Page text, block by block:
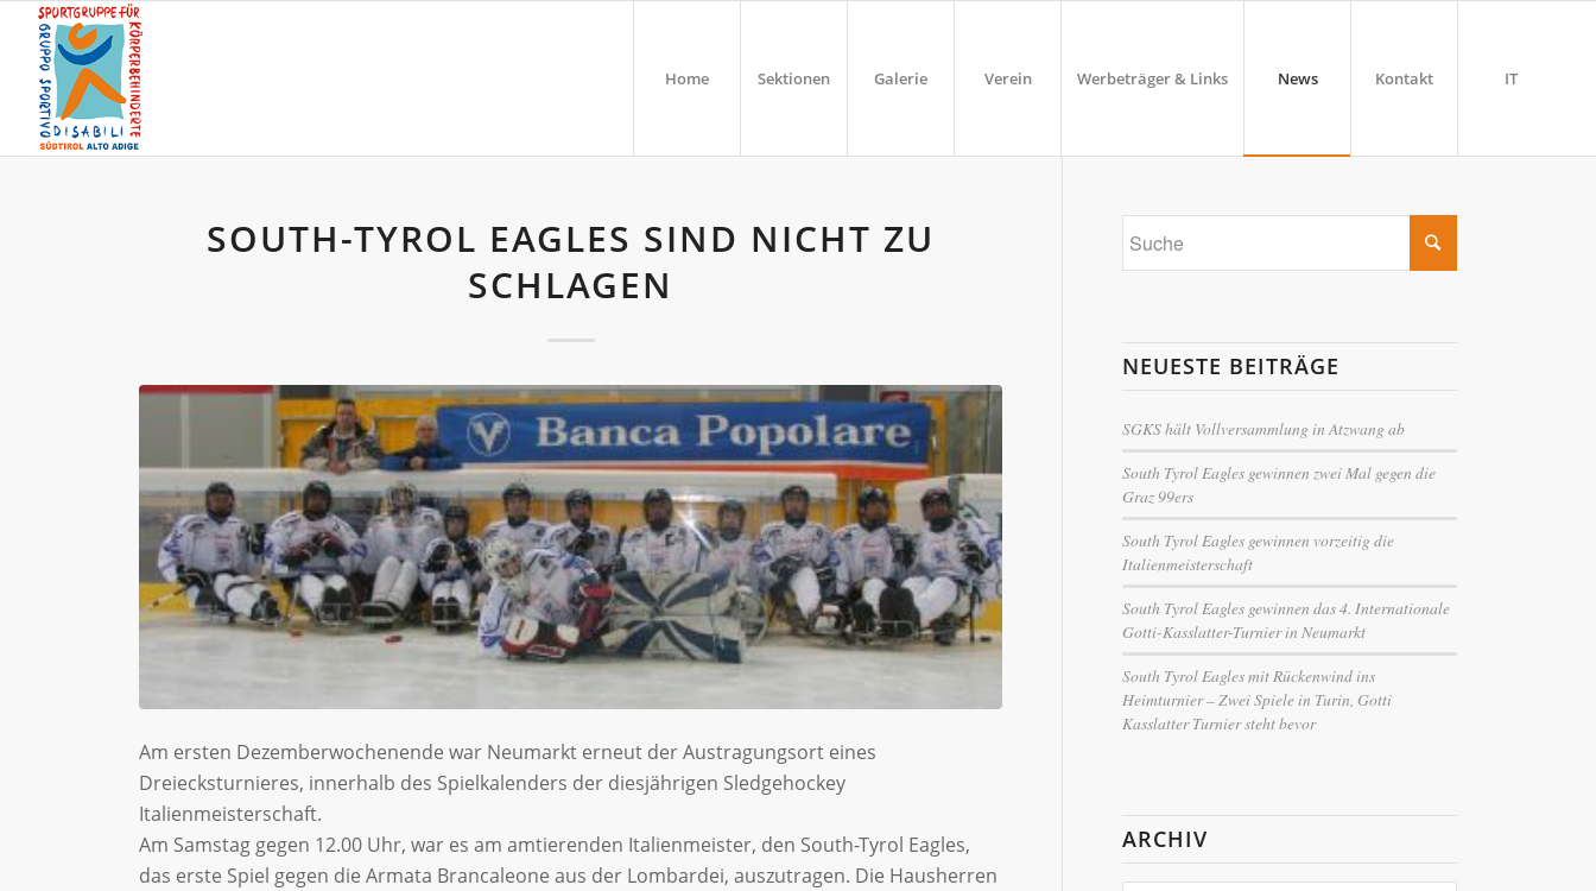
Home Sektionen Galerie Verein Werbeträger & Links News Kontakt IT
SOUTH-TYROL EAGLES SIND NICHT ZU
SCHLAGEN
Am ersten Dezemberwochenende war Neumarkt erneut der Austragungsort eines
Dreiecksturnieres, innerhalb des Spielkalenders der diesjährigen Sledgehockey
Italienmeisterschaft.
Am Samstag gegen 12.00 Uhr, war es am amtierenden Italienmeister, den South-Tyrol Eagles,
das erste Spiel gegen die Armata Brancaleone aus der Lombardei, auszutragen. Die Hausherren
NEUESTE BEITRÄGE
SGKS hält Vollversammlung in Atzwang ab
South Tyrol Eagles gewinnen zwei Mal gegen die
Graz 99ers
South Tyrol Eagles gewinnen vorzeitig die
Italienmeisterschaft
South Tyrol Eagles gewinnen das 4. Internationale
Gotti-Kasslatter-Turnier in Neumarkt
South Tyrol Eagles mit Rückenwind ins
Heimturnier – Zwei Spiele in Turin, Gotti
Kasslatter Turnier steht bevor
ARCHIV